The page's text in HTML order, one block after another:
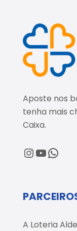
Aposte nos
tenha mais
Caixa.
Central
A Loteria